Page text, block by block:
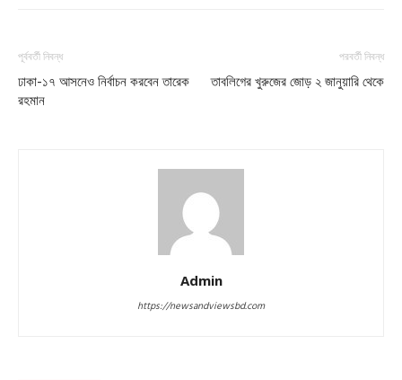
পূর্ববর্তী নিবন্ধ
ঢাকা-১৭ আসনেও নির্বাচন করবেন তারেক
রহমান
পরবর্তী নিবন্ধ
তাবলিগের খুরুজের জোড় ২ জানুয়ারি থেকে
Admin
https://newsandviewsbd.com